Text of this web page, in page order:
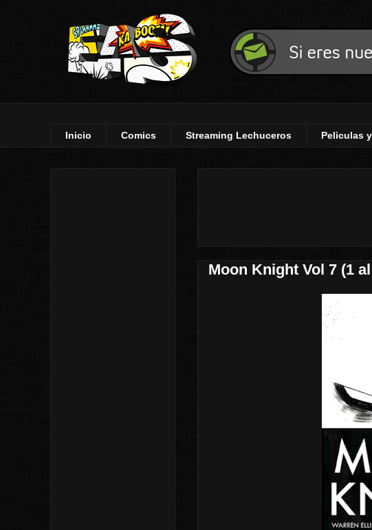
Inicio Comics Streaming Lechuceros Peliculas
Moon Knight Vol 7 (1